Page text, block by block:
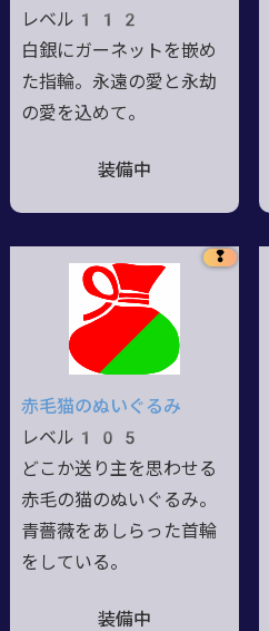
レベル112
白銀にガーネットを嵌め
た指輪。永遠の愛と永劫
の愛を込めて。
装備中
❢
赤毛猫のぬいぐるみ
レベル105
どこか送り主を思わせる
赤毛の猫のぬいぐるみ。
青薔薇をあしらった首輪
をしている。
装備中